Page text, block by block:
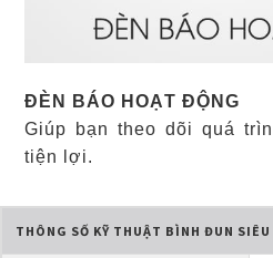
ĐÈN BÁO HOẠT ĐỘNG
Giúp bạn theo dõi quá
tiện lợi.
THÔNG SỐ KỸ THUẬT BÌNH ĐUN